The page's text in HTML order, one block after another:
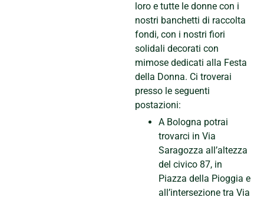
loro e tutte le donne con i
nostri banchetti di raccolta
fondi, con i nostri fiori
solidali decorati con
mimose dedicati alla Festa
della Donna. Ci troverai
presso le seguenti
postazioni:
A Bologna potrai
trovarci in Via
Saragozza all’altezza
del civico 87, in
Piazza della Pioggia e
all’intersezione tra Via